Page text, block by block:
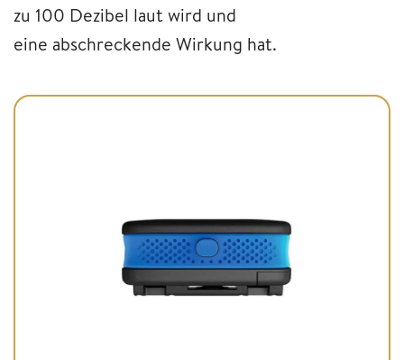
zu 100 Dezibel laut wird und
eine abschreckende Wirkung hat.